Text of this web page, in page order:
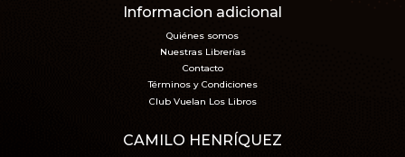
Informacion adicional
Quiénes somos
Nuestras Librerías
Contacto
Términos y Condiciones
Club Vuelan Los Libros
CAMILO HENRÍQUEZ